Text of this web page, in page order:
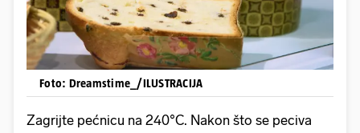
Foto: Dreamstime_/ILUSTRACIJA
Zagrijte pećnicu na 240°C. Nakon što se peciva